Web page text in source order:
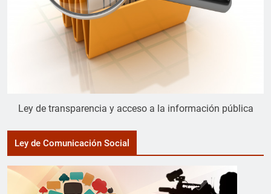
Ley de transparencia y acceso a la información pública
Ley de Comunicación Social